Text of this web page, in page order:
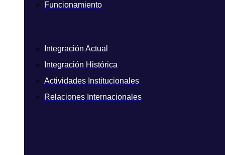
Funcionamiento
Integración Actual
Integración Histórica
Actividades Institucionales
Relaciones Internacionales